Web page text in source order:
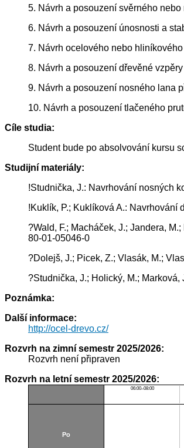
5. Návrh a posouzení svěrného
6. Návrh a posouzení únosnosti a
7. Návrh ocelového nebo
8. Návrh a posouzení dřevěné
9. Návrh a posouzení nosného lana
10. Návrh a posouzení tlačeného
Cíle studia:
Student bude po absolvování kursu
Studijní materiály:
!Studnička, J.: Navrhování nosných
!Kuklík, P.; Kuklíková A.: Navrhování
?Wald, F.; Macháček, J.; Jandera,
80-01-05046-0
?Dolejš, J.; Picek, Z.; Vlasák, M.;
?Studnička, J.; Holický, M.;
Poznámka:
Další informace:
http://ocel-drevo.cz/
Rozvrh na zimní semestr 2025/2026:
Rozvrh není připraven
Rozvrh na letní semestr 2025/2026:
06:00–08:00
Po